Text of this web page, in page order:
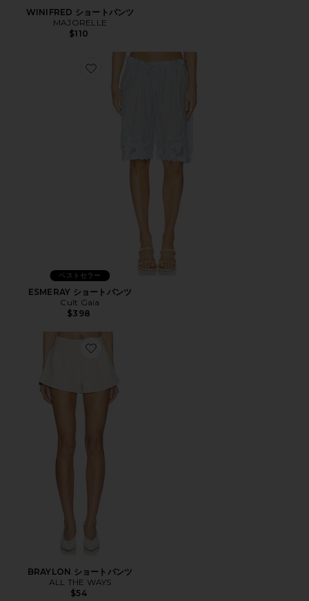
WINIFRED ショートパンツ
MAJORELLE
$110
Favorite ESMERAY ショートパンツ
ベストセラー
ESMERAY ショートパンツ
Cult Gaia
$398
Favorite BRAYLON ショートパンツ
BRAYLON ショートパンツ
ALL THE WAYS
$54